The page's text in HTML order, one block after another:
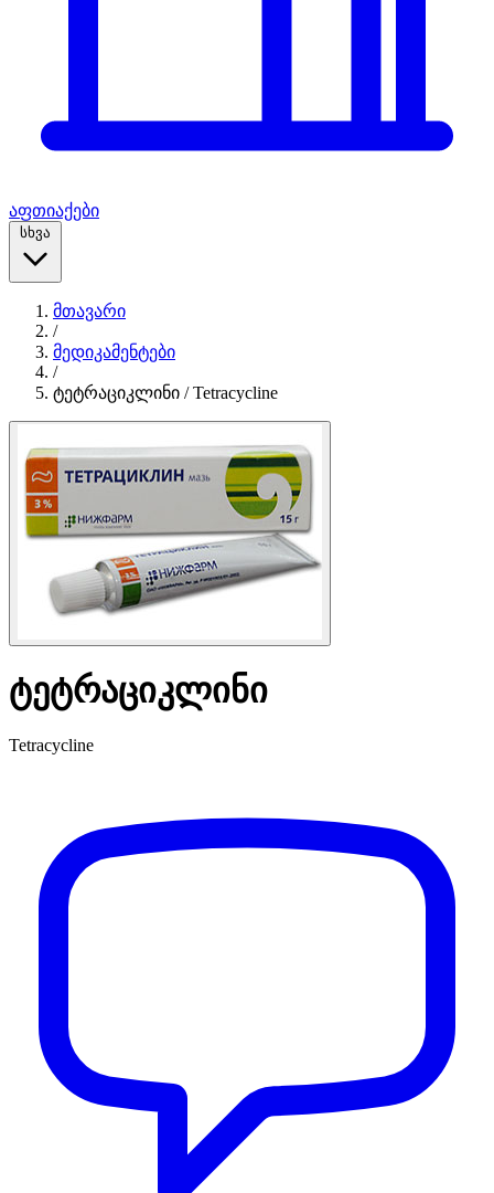
აფთიაქები
სხვა
მთავარი
/
მედიკამენტები
/
ტეტრაციკლინი / Tetracycline
ტეტრაციკლინი
Tetracycline